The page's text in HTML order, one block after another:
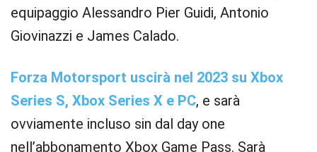
equipaggio Alessandro Pier Guidi, Antonio
Giovinazzi e James Calado.
Forza Motorsport uscirà nel 2023 su Xbox
Series S, Xbox Series X e PC, e sarà
ovviamente incluso sin dal day one
nell’abbonamento Xbox Game Pass. Sarà